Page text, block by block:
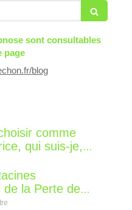
sont consultables
page
blog
comme
qui suis-je,
de la Perte de
Intérieur